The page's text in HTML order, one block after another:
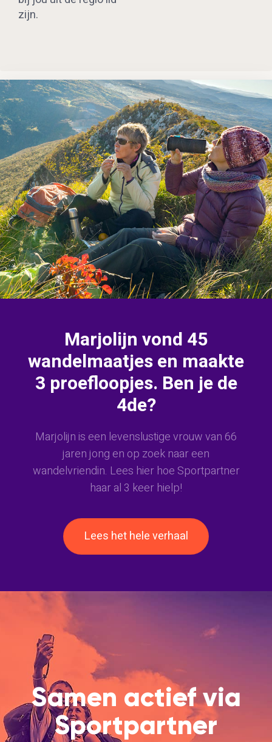
zijn.
Marjolijn vond 45
wandelmaatjes en maakte
3 proefloopjes. Ben je de
4de?
Marjolijn is een levenslustige vrouw van 66
jaren jong en op zoek naar een
wandelvriendin. Lees hier hoe Sportpartner
haar al 3 keer hielp!
Lees het hele verhaal
Samen actief via
Sportpartner